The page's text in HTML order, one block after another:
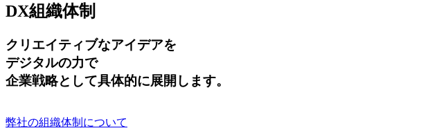
DX組織体制
クリエイティブなアイデアを
デジタルの力で
企業戦略として具体的に展開します。
弊社の組織体制について